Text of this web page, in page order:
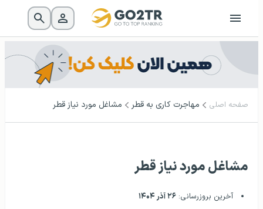
صفحه اصلی مهاجرت کاری به قطر مشاغل مورد نیاز قطر
مشاغل مورد نیاز قطر
آخرین بروزرسانی: ۲۶ آذر ۱۴۰۴